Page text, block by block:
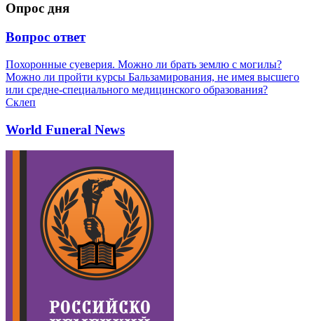
Опрос дня
Вопрос ответ
Похоронные суеверия. Можно ли брать землю с могилы?
Можно ли пройти курсы Бальзамирования, не имея высшего
или средне-специального медицинского образования?
Склеп
World Funeral News